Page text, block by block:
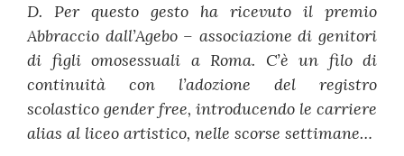
D. Per questo gesto ha ricevuto il premio
Abbraccio dall’Agebo – associazione di genitori
di figli omosessuali a Roma. C’è un filo di
continuità con l’adozione del registro
scolastico gender free, introducendo le carriere
alias al liceo artistico, nelle scorse settimane…